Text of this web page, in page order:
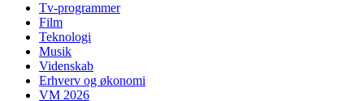
Tv-programmer
Film
Teknologi
Musik
Videnskab
Erhverv og økonomi
VM 2026